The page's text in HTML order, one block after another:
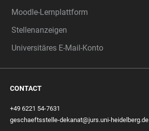
Moodle-Lernplattform
Stellenanzeigen
Universitäres E-Mail-Konto
CONTACT
+49 6221 54-7631
geschaeftsstelle-dekanat@jurs.uni-heidelberg.de